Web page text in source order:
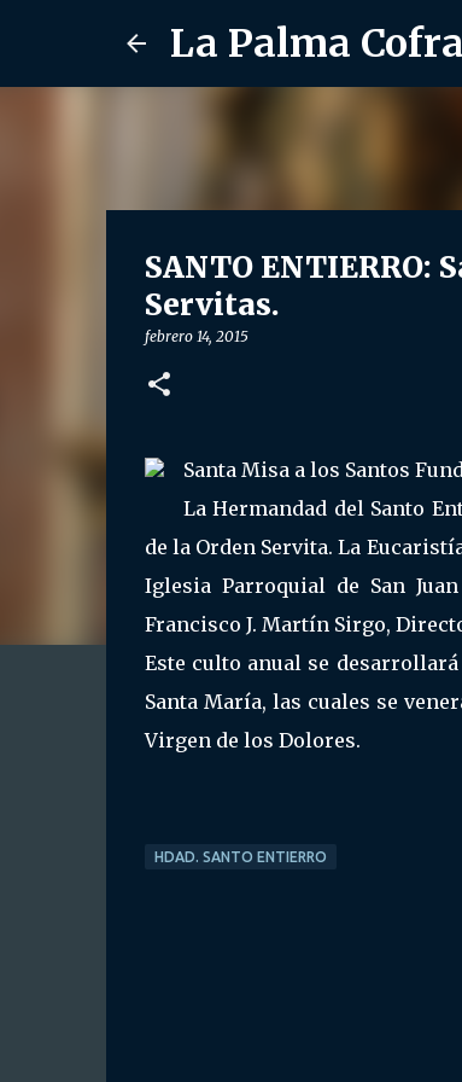
La Palma
SANTO ENTIERRO:
Servitas.
febrero 14, 2015
Santa Misa a los Santos
La Hermandad del Santo
de la Orden Servita. La
Iglesia Parroquial de San
Francisco J. Martín Sirgo,
Este culto anual se
Santa María, las cuales se
Virgen de los Dolores.
HDAD. SANTO ENTIERRO